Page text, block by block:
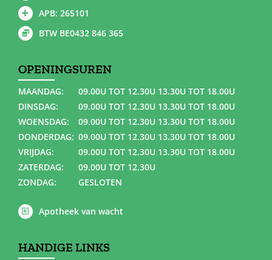
APB: 265101
BTW BE0432 846 365
OPENINGSUREN
MAANDAG:
09.00U TOT 12.30U 13.30U TOT 18.00U
DINSDAG:
09.00U TOT 12.30U 13.30U TOT 18.00U
WOENSDAG:
09.00U TOT 12.30U 13.30U TOT 18.00U
DONDERDAG: 09.00U TOT 12.30U 13.30U TOT 18.00U
VRIJDAG:
09.00U TOT 12.30U 13.30U TOT 18.00U
ZATERDAG:
09.00U TOT 12.30U
ZONDAG:
GESLOTEN
Apotheek van wacht
HANDIGE LINKS